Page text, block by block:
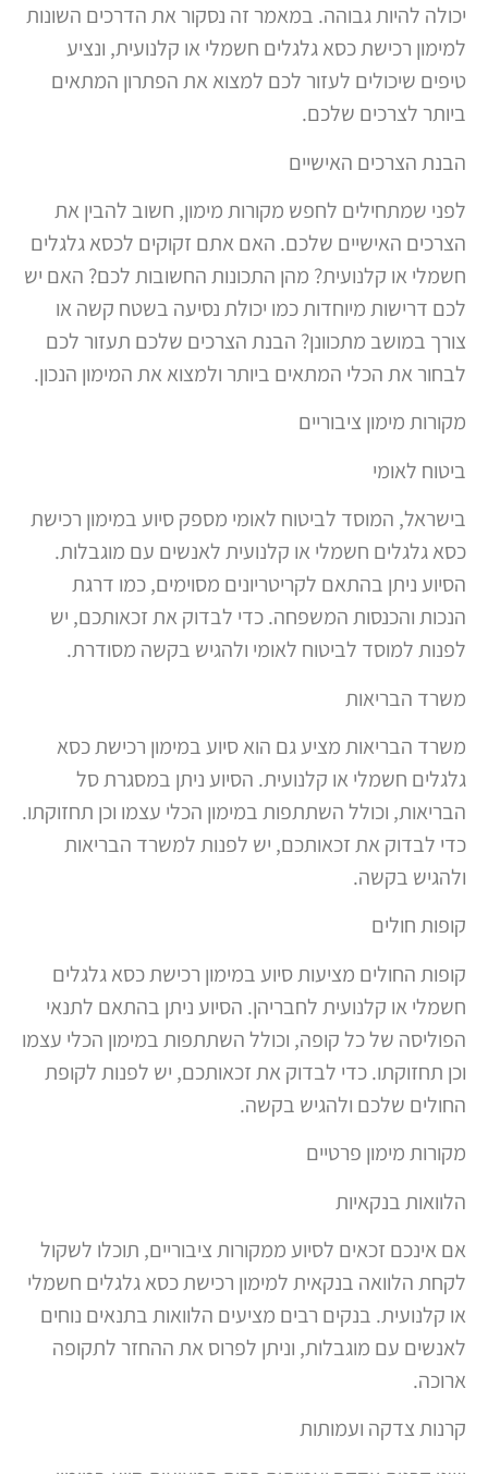
יכולה להיות גבוהה. במאמר זה נסקור את הדרכים השונות
למימון רכישת כסא גלגלים חשמלי או קלנועית, ונציע
טיפים שיכולים לעזור לכם למצוא את הפתרון המתאים
ביותר לצרכים שלכם.
הבנת הצרכים האישיים
לפני שמתחילים לחפש מקורות מימון, חשוב להבין את
הצרכים האישיים שלכם. האם אתם זקוקים לכסא גלגלים
חשמלי או קלנועית? מהן התכונות החשובות לכם? האם יש
לכם דרישות מיוחדות כמו יכולת נסיעה בשטח קשה או
צורך במושב מתכוונן? הבנת הצרכים שלכם תעזור לכם
לבחור את הכלי המתאים ביותר ולמצוא את המימון הנכון.
מקורות מימון ציבוריים
ביטוח לאומי
בישראל, המוסד לביטוח לאומי מספק סיוע במימון רכישת
כסא גלגלים חשמלי או קלנועית לאנשים עם מוגבלות.
הסיוע ניתן בהתאם לקריטריונים מסוימים, כמו דרגת
הנכות והכנסות המשפחה. כדי לבדוק את זכאותכם, יש
לפנות למוסד לביטוח לאומי ולהגיש בקשה מסודרת.
משרד הבריאות
משרד הבריאות מציע גם הוא סיוע במימון רכישת כסא
גלגלים חשמלי או קלנועית. הסיוע ניתן במסגרת סל
הבריאות, וכולל השתתפות במימון הכלי עצמו וכן תחזוקתו.
כדי לבדוק את זכאותכם, יש לפנות למשרד הבריאות
ולהגיש בקשה.
קופות חולים
קופות החולים מציעות סיוע במימון רכישת כסא גלגלים
חשמלי או קלנועית לחבריהן. הסיוע ניתן בהתאם לתנאי
הפוליסה של כל קופה, וכולל השתתפות במימון הכלי עצמו
וכן תחזוקתו. כדי לבדוק את זכאותכם, יש לפנות לקופת
החולים שלכם ולהגיש בקשה.
מקורות מימון פרטיים
הלוואות בנקאיות
אם אינכם זכאים לסיוע ממקורות ציבוריים, תוכלו לשקול
לקחת הלוואה בנקאית למימון רכישת כסא גלגלים חשמלי
או קלנועית. בנקים רבים מציעים הלוואות בתנאים נוחים
לאנשים עם מוגבלות, וניתן לפרוס את ההחזר לתקופה
ארוכה.
קרנות צדקה ועמותות